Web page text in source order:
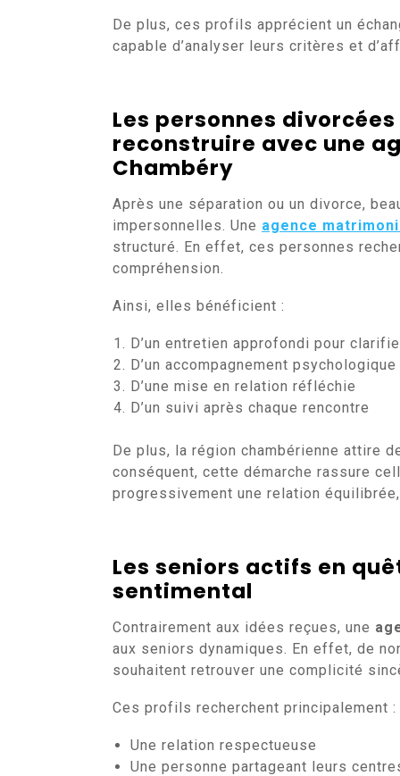
De plus, ces profils apprécient un
capable d’analyser leurs critères et
Les personnes
reconstruire avec une
Chambéry
Après une séparation ou un divorce,
impersonnelles. Une agence
structuré. En effet, ces personnes
compréhension.
Ainsi, elles bénéficient :
D’un entretien approfondi pour
D’un accompagnement
D’une mise en relation réfléchie
D’un suivi après chaque rencontre
De plus, la région chambérienne attire
conséquent, cette démarche rassure
progressivement une relation
Les seniors actifs en
sentimental
Contrairement aux idées reçues, une
aux seniors dynamiques. En effet, de
souhaitent retrouver une complicité
Ces profils recherchent principalement :
Une relation respectueuse
Une personne partageant leurs